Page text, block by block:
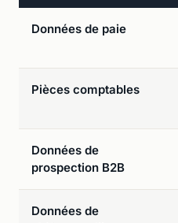
Données de paie
Pièces comptables
Données de
prospection B2B
Données de